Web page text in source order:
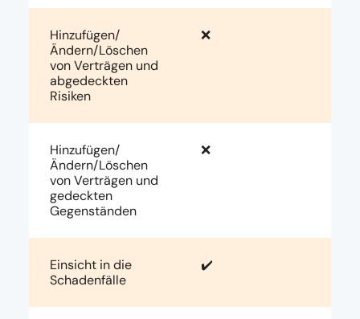
Hinzufügen/
Ändern/Löschen
von Verträgen und
abgedeckten
Risiken
❌
Hinzufügen/
Ändern/Löschen
von Verträgen und
gedeckten
Gegenständen
❌
Einsicht in die
Schadenfälle
✔️